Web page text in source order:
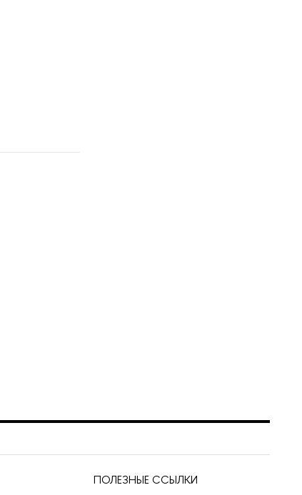
ПОЛЕЗНЫЕ ССЫЛКИ